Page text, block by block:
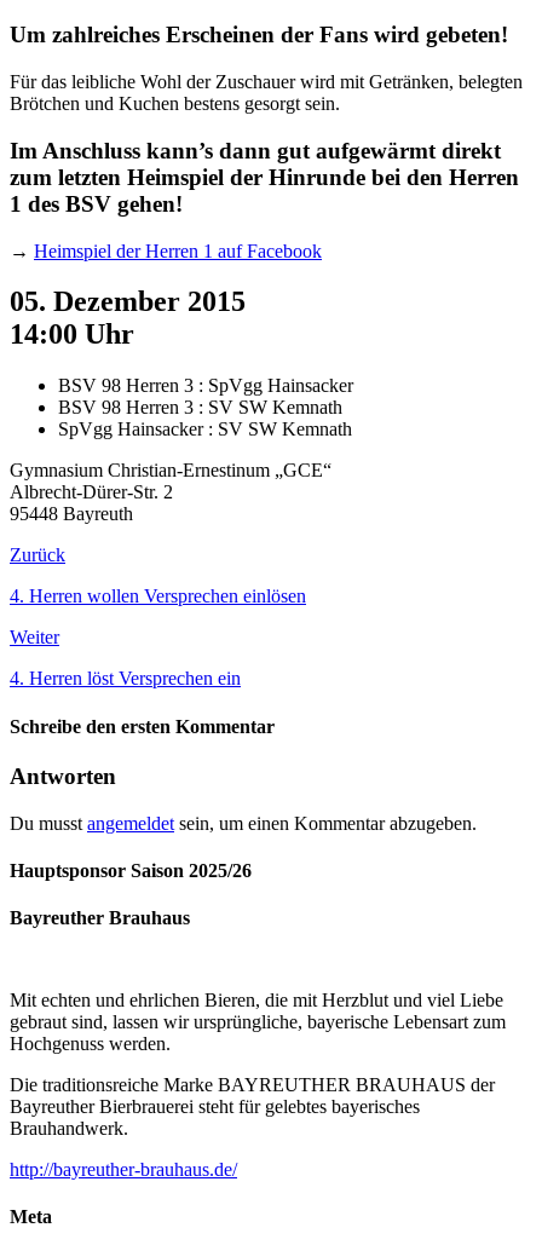
Um zahlreiches Erscheinen der Fans wird gebeten!
Für das leibliche Wohl der Zuschauer wird mit Getränken, belegten
Brötchen und Kuchen bestens gesorgt sein.
Im Anschluss kann’s dann gut aufgewärmt direkt
zum letzten Heimspiel der Hinrunde bei den Herren
1 des BSV gehen!
→ Heimspiel der Herren 1 auf Facebook
05. Dezember 2015
14:00 Uhr
BSV 98 Herren 3 : SpVgg Hainsacker
BSV 98 Herren 3 : SV SW Kemnath
SpVgg Hainsacker : SV SW Kemnath
Gymnasium Christian-Ernestinum „GCE“
Albrecht-Dürer-Str. 2
95448 Bayreuth
Zurück
4. Herren wollen Versprechen einlösen
Weiter
4. Herren löst Versprechen ein
Schreibe den ersten Kommentar
Antworten
Du musst angemeldet sein, um einen Kommentar abzugeben.
Hauptsponsor Saison 2025/26
Bayreuther Brauhaus
Mit echten und ehrlichen Bieren, die mit Herzblut und viel Liebe
gebraut sind, lassen wir ursprüngliche, bayerische Lebensart zum
Hochgenuss werden.
Die traditionsreiche Marke BAYREUTHER BRAUHAUS der
Bayreuther Bierbrauerei steht für gelebtes bayerisches
Brauhandwerk.
http://bayreuther-brauhaus.de/
Meta